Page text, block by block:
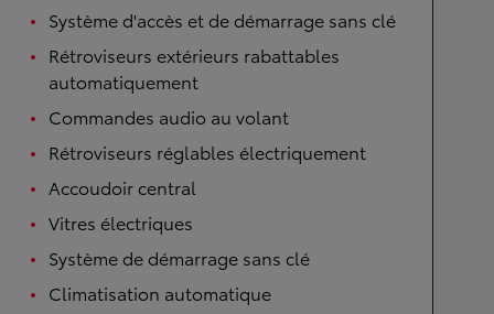
Système d'accès et de démarrage sans clé
Rétroviseurs extérieurs rabattables
automatiquement
Commandes audio au volant
Rétroviseurs réglables électriquement
Accoudoir central
Vitres électriques
Système de démarrage sans clé
Climatisation automatique